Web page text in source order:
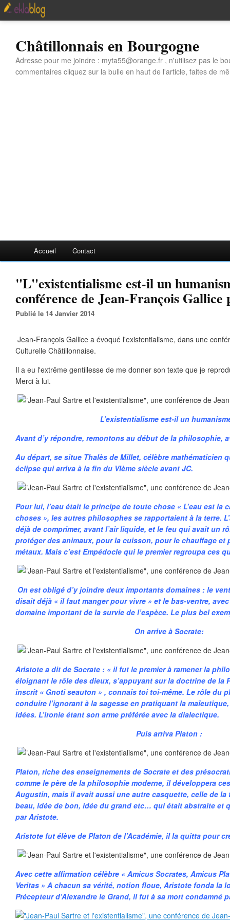
Châtillonnais en Bourgogne
Adresse pour me joindre : myta55@orange.fr , n'utilisez pas le
commentaires cliquez sur la bulle en haut de l'article, faites de
Accueil Contact
"L''existentialisme est-il un
conférence de Jean-François
Publié le 14 Janvier 2014
Jean-François Gallice a évoqué l'existentialisme, dans une
Culturelle Châtillonnaise.
Il a eu l'extrême gentillesse de me donner son texte que je
Merci à lui.
L’existentialisme est-il un
Avant d’y répondre, remontons au début de la philosophie,
Au départ, se situe Thalès de Millet, célèbre mathématicien
éclipse qui arriva à la fin du VIème siècle avant JC.
Pour lui, l’eau était le principe de toute chose « L’eau est la
choses », les autres philosophes se rapportaient à la terre.
déjà de comprimer, avant l’air liquide, et le feu qui avait un
protéger des animaux, pour la cuisson, pour le chauffage et
métaux. Mais c’est Empédocle qui le premier regroupa ces
On est obligé d’y joindre deux importants domaines : le
disait déjà « il faut manger pour vivre » et le bas-ventre,
domaine important de la survie de l’espèce. Le plus bel
On arrive à Socrate:
Aristote a dit de Socrate : « il fut le premier à ramener la
éloignant le rôle des dieux, s’appuyant sur la doctrine de la
inscrit « Gnoti seauton » , connais toi toi-même. Le rôle du
conduire l’ignorant à la sagesse en pratiquant la
idées. L’ironie étant son arme préférée avec la dialectique.
Puis arriva Platon :
Platon, riche des enseignements de Socrate et des
comme le père de la philosophie moderne, il développera
Augustin, mais il avait aussi une autre casquette, celle de la
beau, idée de bon, idée du grand etc… qui était abstraite et
par Aristote.
Aristote fut élève de Platon de l’Académie, il la quitta pour
Avec cette affirmation célèbre « Amicus Socrates, Amicus
Veritas » A chacun sa vérité, notion floue, Aristote fonda la
Précepteur d’Alexandre le Grand, il fut à sa mort condamné